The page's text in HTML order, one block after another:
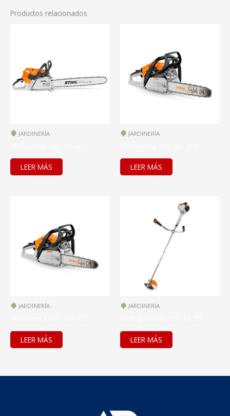
Productos relacionados
JARDINERÍA
LEER MÁS
JARDINERÍA
LEER MÁS
JARDINERÍA
LEER MÁS
JARDINERÍA
LEER MÁS